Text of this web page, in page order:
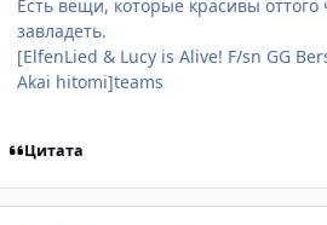
Есть вещи, которые красивы
завладеть.
[ElfenLied & Lucy is Alive! F/sn GG
Akai hitomi]teams
Цитата